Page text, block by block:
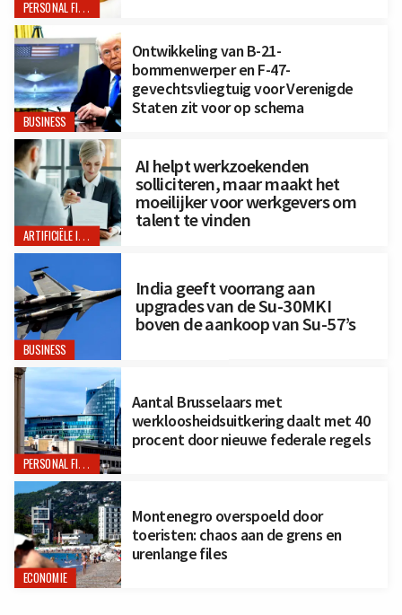
PERSONAL FINANCE
BUSINESS
Ontwikkeling van B-21-
bommenwerper en F-47-
gevechtsvliegtuig voor Verenigde
Staten zit voor op schema
ARTIFICIËLE INTELLIGENTIE
AI helpt werkzoekenden
solliciteren, maar maakt het
moeilijker voor werkgevers om
talent te vinden
BUSINESS
India geeft voorrang aan
upgrades van de Su-30MKI
boven de aankoop van Su-57’s
PERSONAL FINANCE
Aantal Brusselaars met
werkloosheidsuitkering daalt met 40
procent door nieuwe federale regels
ECONOMIE
Montenegro overspoeld door
toeristen: chaos aan de grens en
urenlange files